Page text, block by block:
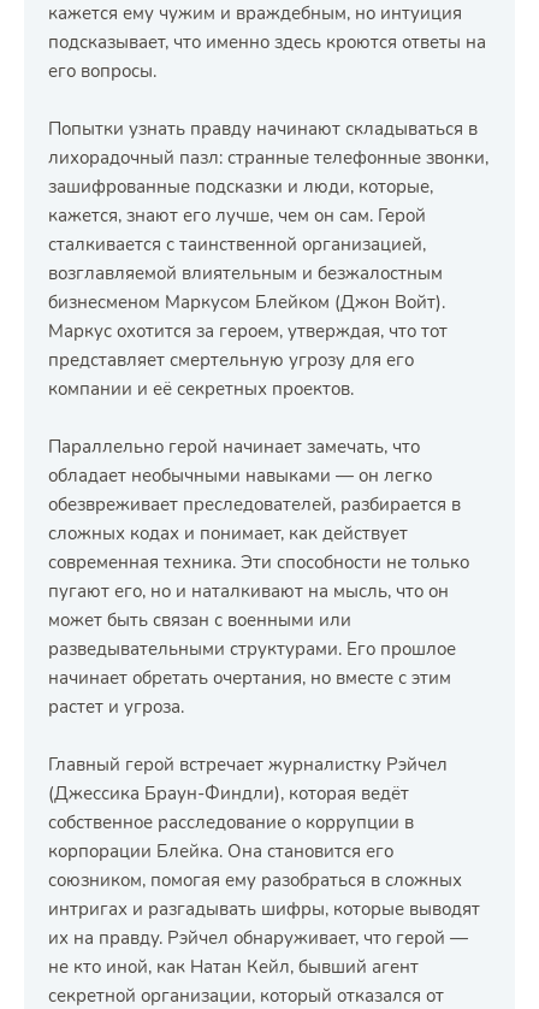
кажется ему чужим и враждебным, но интуиция
подсказывает, что именно здесь кроются ответы на
его вопросы.
Попытки узнать правду начинают складываться в
лихорадочный пазл: странные телефонные звонки,
зашифрованные подсказки и люди, которые,
кажется, знают его лучше, чем он сам. Герой
сталкивается с таинственной организацией,
возглавляемой влиятельным и безжалостным
бизнесменом Маркусом Блейком (Джон Войт).
Маркус охотится за героем, утверждая, что тот
представляет смертельную угрозу для его
компании и её секретных проектов.
Параллельно герой начинает замечать, что
обладает необычными навыками — он легко
обезвреживает преследователей, разбирается в
сложных кодах и понимает, как действует
современная техника. Эти способности не только
пугают его, но и наталкивают на мысль, что он
может быть связан с военными или
разведывательными структурами. Его прошлое
начинает обретать очертания, но вместе с этим
растет и угроза.
Главный герой встречает журналистку Рэйчел
(Джессика Браун-Финдли), которая ведёт
собственное расследование о коррупции в
корпорации Блейка. Она становится его
союзником, помогая ему разобраться в сложных
интригах и разгадывать шифры, которые выводят
их на правду. Рэйчел обнаруживает, что герой —
не кто иной, как Натан Кейл, бывший агент
секретной организации, который отказался от